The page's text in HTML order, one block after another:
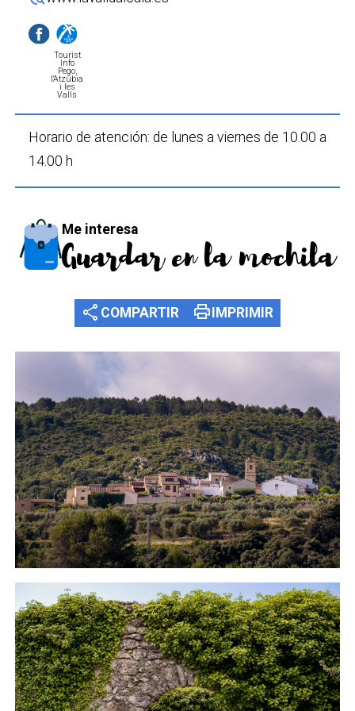
Tourist
Info
Pego,
l'Atzúbia
i les
Valls
Horario de atención: de lunes a viernes de 10.00 a
14.00 h
Me interesa
Guardar en la mochila
share COMPARTIR print IMPRIMIR